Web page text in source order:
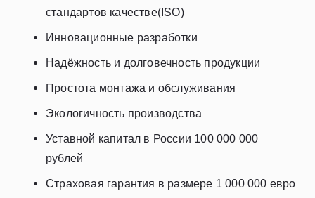
стандартов качестве( ISO)
Инновационные разработки
Надёжность и долговечность продукции
Простота монтажа и обслуживания
Экологичность производства
Уставной капитал в России 100 000 000
рублей
Страховая гарантия в размере 1 000 000 евро